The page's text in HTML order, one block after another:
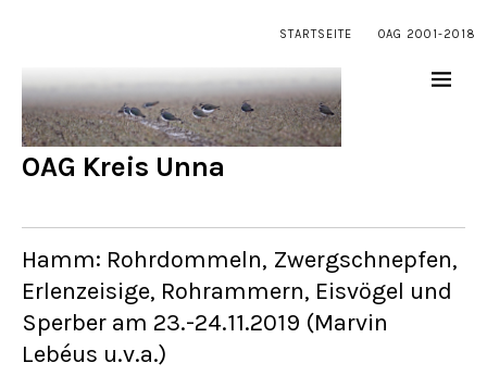
STARTSEITE OAG 2001-2018
OAG Kreis Unna
Hamm: Rohrdommeln, Zwergschnepfen,
Erlenzeisige, Rohrammern, Eisvögel und
Sperber am 23.-24.11.2019 (Marvin
Lebéus u.v.a.)